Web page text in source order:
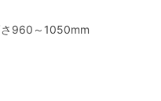
960～1050mm